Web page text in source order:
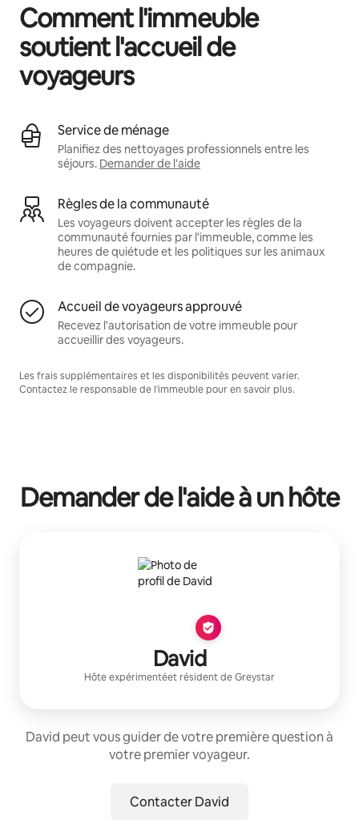
Comment l'immeuble
soutient l'accueil de
voyageurs
Service de ménage
Planifiez des nettoyages professionnels entre les
séjours. Demander de l'aide
Règles de la communauté
Les voyageurs doivent accepter les règles de la
communauté fournies par l'immeuble, comme les
heures de quiétude et les politiques sur les animaux
de compagnie.
Accueil de voyageurs approuvé
Recevez l'autorisation de votre immeuble pour
accueillir des voyageurs.
Les frais supplémentaires et les disponibilités peuvent varier.
Contactez le responsable de l'immeuble pour en savoir plus.
Demander de l'aide à un hôte
David
Hôte expérimentéet résident deGreystar
David peut vous guider de votre première question à
votre premier voyageur.
Contacter David